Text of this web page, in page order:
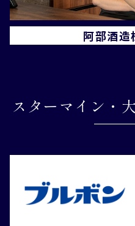
阿部酒造
スターマイン・